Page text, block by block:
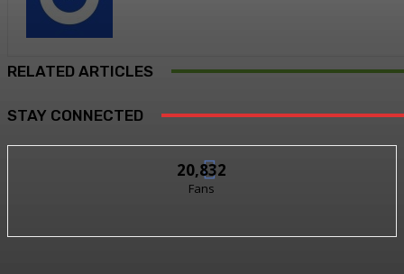
RELATED ARTICLES
STAY CONNECTED
20,832
Fans